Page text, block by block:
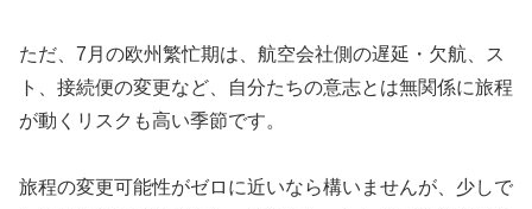
ただ、7月の欧州繁忙期は、航空会社側の遅延・欠航、ス
ト、接続便の変更など、自分たちの意志とは無関係に旅程
が動くリスクも高い季節です。
旅程の変更可能性がゼロに近いなら構いませんが、少しで